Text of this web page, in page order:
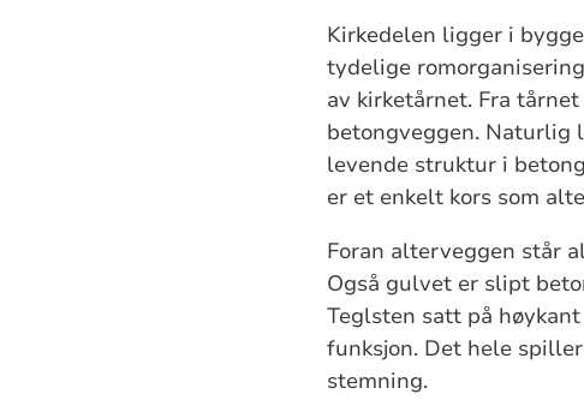
Kirkedelen ligger i
tydelige
av kirketårnet. Fra
betongveggen. Naturlig
levende struktur i
er et enkelt kors som
Foran alterveggen står
Også gulvet er slipt
Teglsten satt på
funksjon. Det hele
stemning.